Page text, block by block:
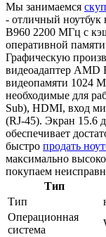
Мы занимаемся
- отличный ноутбук
B960 2200 МГц с
оперативной
Графическую
видеоадаптер AMD
видеопамяти 1024
необходимые для
Sub), HDMI, вход
(RJ-45). Экран 15.6
обеспечивает
быстро продать
максимально
покупаем
Тип
Тип
Операционная
система